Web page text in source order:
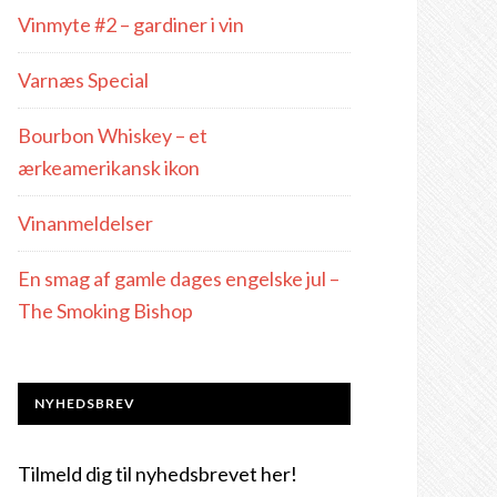
Vinmyte #2 – gardiner i vin
Varnæs Special
Bourbon Whiskey – et
ærkeamerikansk ikon
Vinanmeldelser
En smag af gamle dages engelske jul –
The Smoking Bishop
NYHEDSBREV
Tilmeld dig til nyhedsbrevet her!